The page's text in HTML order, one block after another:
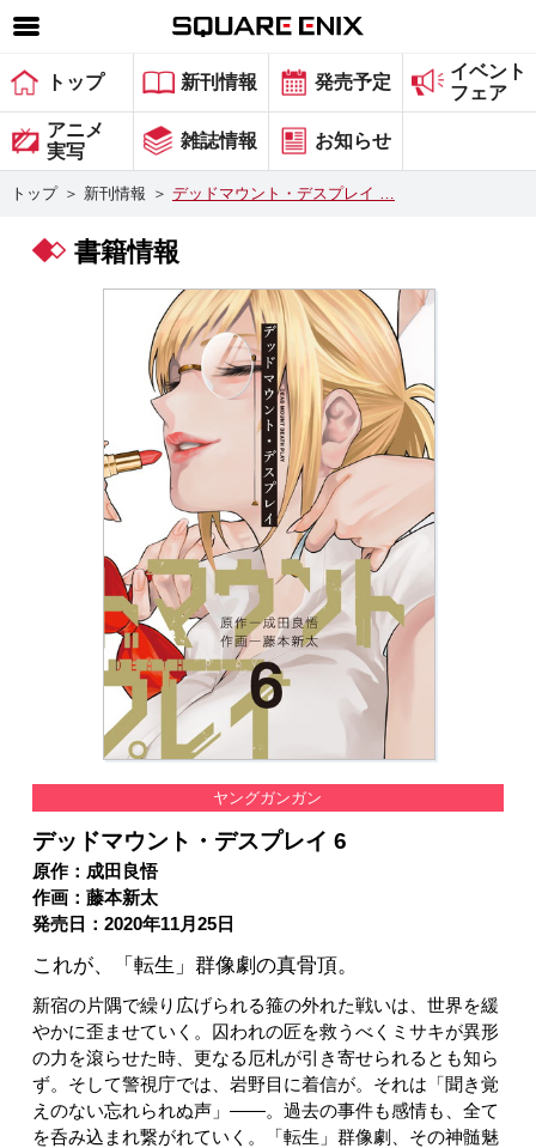
SQUARE ENIX 公式サイトメニュー
ゲーム
マガジン＆ブックス
グッズ
会社情報 採用情報
スクウェア・エニックス サイト内検索
トップ 新刊情報 発売予定
イベント
フェア
アニメ
実写
雑誌情報 お知らせ
トップ ＞ 新刊情報 ＞ デッドマウント・デスプレイ …
書籍情報
ヤングガンガン
デッドマウント・デスプレイ 6
原作：成田良悟
作画：藤本新太
発売日：2020年11月25日
これが、「転生」群像劇の真骨頂。
新宿の片隅で繰り広げられる箍の外れた戦いは、世界を緩
やかに歪ませていく。囚われの匠を救うべくミサキが異形
の力を滾らせた時、更なる厄札が引き寄せられるとも知ら
ず。そして警視庁では、岩野目に着信が。それは「聞き覚
えのない忘れられぬ声」――。過去の事件も感情も、全て
を呑み込まれ繋がれていく。「転生」群像劇、その神髄魅